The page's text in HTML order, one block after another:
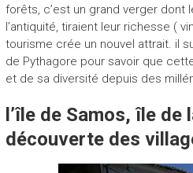
forêts, c’est un grand verger dont
l’antiquité, tiraient leur richesse (
tourisme crée un nouvel attrait. il
de Pythagore pour savoir que
et de sa diversité depuis des
l’île de Samos, île de
découverte des